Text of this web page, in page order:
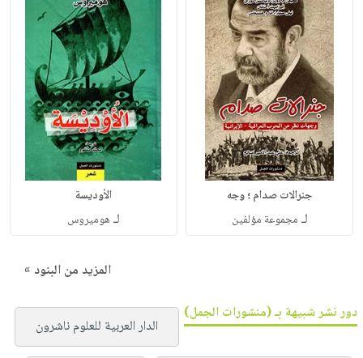
جنرالات صدام ؛ وجه
لـ مجموعة مؤلفين
الأوديسة
لـ هوميروس
المزيد من البنود »
دور نشر شبيهة بـ (منشورات الجمل)
الدار العربية للعلوم ناشرون